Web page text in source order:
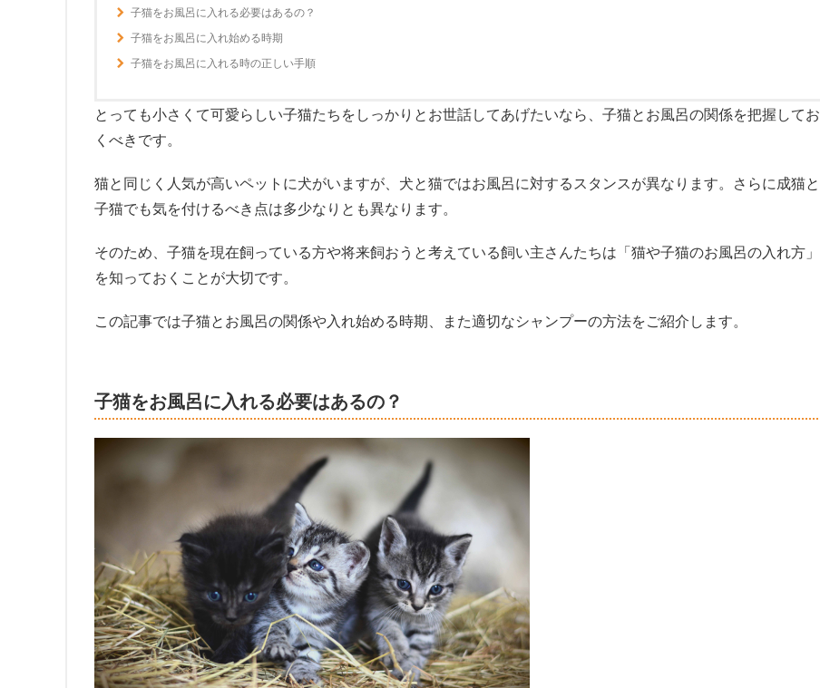
子猫をお風呂に入れる必要はあるの？
子猫をお風呂に入れ始める時期
子猫をお風呂に入れる時の正しい手順
とっても小さくて可愛らしい子猫たちをしっかりとお世話してあげたいなら、子猫とお風呂の関係を把握してお
くべきです。
猫と同じく人気が高いペットに犬がいますが、犬と猫ではお風呂に対するスタンスが異なります。さらに成猫と
子猫でも気を付けるべき点は多少なりとも異なります。
そのため、子猫を現在飼っている方や将来飼おうと考えている飼い主さんたちは「猫や子猫のお風呂の入れ方」
を知っておくことが大切です。
この記事では子猫とお風呂の関係や入れ始める時期、また適切なシャンプーの方法をご紹介します。
子猫をお風呂に入れる必要はあるの？